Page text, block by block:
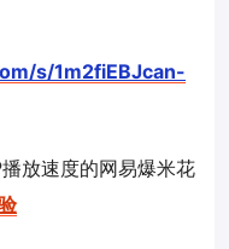
s/1m2fiEBJcan-
放速度的网易爆米花